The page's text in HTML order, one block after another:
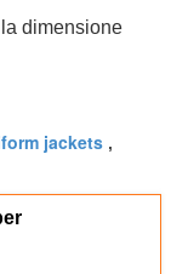
dimensione
jackets ,